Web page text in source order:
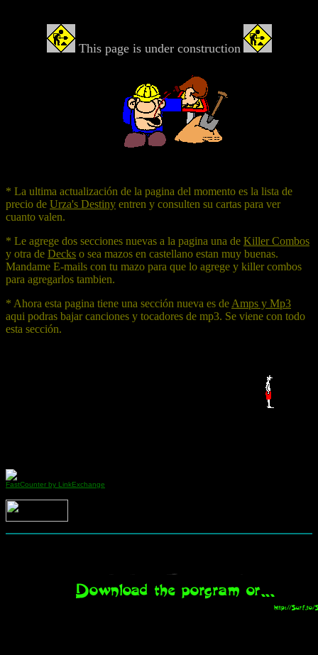
This page is under construction
* La ultima actualización de la pagina del momento es la lista de
precio de Urza's Destiny entren y consulten su cartas para ver
cuanto valen.
* Le agrege dos secciones nuevas a la pagina una de Killer Combos
y otra de Decks o sea mazos en castellano estan muy buenas.
Mandame E-mails con tu mazo para que lo agrege y killer combos
para agregarlos tambien.
* Ahora esta pagina tiene una sección nueva es de Amps y Mp3
aqui podras bajar canciones y tocadores de mp3. Se viene con todo
esta sección.
FastCounter by LinkExchange